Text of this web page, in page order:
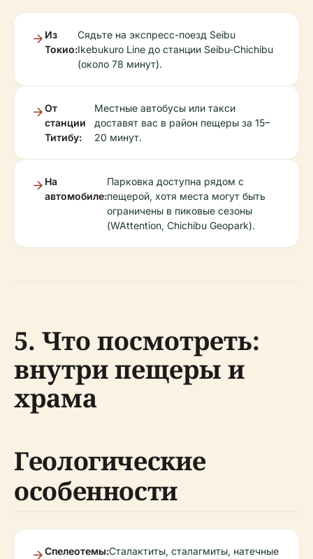
Из
Токио:
Сядьте на экспресс-поезд Seibu
Ikebukuro Line до станции Seibu-Chichibu
(около 78 минут).
От
станции
Титибу:
Местные автобусы или такси
доставят вас в район пещеры за 15–
20 минут.
На
автомобиле:
Парковка доступна рядом с
пещерой, хотя места могут быть
ограничены в пиковые сезоны
(WAttention, Chichibu Geopark).
5. Что посмотреть:
внутри пещеры и
храма
Геологические
особенности
Спелеотемы:Сталактиты, сталагмиты, натечные